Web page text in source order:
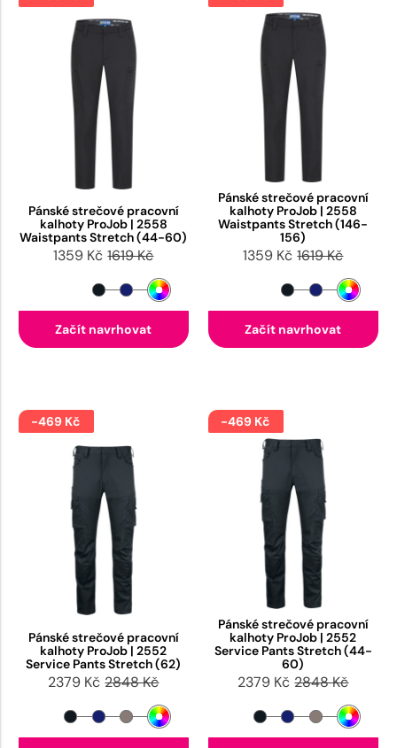
Pánské strečové pracovní
kalhoty ProJob | 2558
Waistpants Stretch (44-60)
1359 Kč 1619 Kč
Začít navrhovat
Pánské strečové pracovní
kalhoty ProJob | 2558
Waistpants Stretch (146-
156)
1359 Kč 1619 Kč
Začít navrhovat
-469 Kč
Pánské strečové pracovní
kalhoty ProJob | 2552
Service Pants Stretch (62)
2379 Kč 2848 Kč
-469 Kč
Pánské strečové pracovní
kalhoty ProJob | 2552
Service Pants Stretch (44-
60)
2379 Kč 2848 Kč